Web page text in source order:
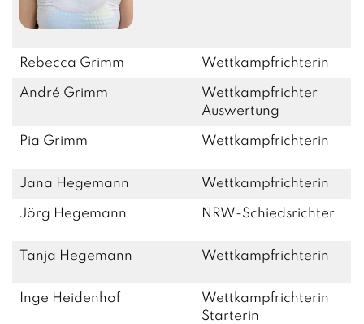
Rebecca Grimm Wettkampfrichterin
André Grimm
Wettkampfrichter
Auswertung
Pia Grimm Wettkampfrichterin
Jana Hegemann Wettkampfrichterin
Jörg Hegemann NRW-Schiedsrichter
Tanja Hegemann Wettkampfrichterin
Inge Heidenhof
Wettkampfrichterin
Starterin